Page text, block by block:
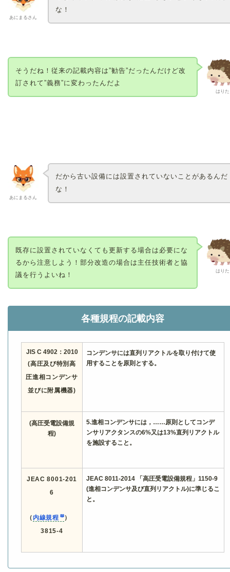
あにまるさん
な！
はりた
そうだね！従来の記載内容は”勧告”だったんだけど改
訂されて”義務”に変わったんだよ
あにまるさん
だから古い設備には設置されていないことがあるんだ
な！
はりた
既存に設置されていなくても更新する場合は必要にな
るから注意しよう！部分改造の場合は主任技術者と協
議を行うよいね！
各種規程の記載内容
JIS C 4902：2010
(高圧及び特別高
圧進相コンデンサ
並びに附属機器)
コンデンサには直列リアクトルを取り付けて使
用することを原則とする。
(高圧受電設備規
程)
5.進相コンデンサには，……原則としてコンデ
ンサリアクタンスの6%又は13%直列リアクトル
を施設すること。
JEAC 8001-201
6
（ 内線規程
）
3815-4
JEAC 8011-2014 「高圧受電設備規程」1150-9
(進相コンデンサ及び直列リアクトル)に準じるこ
と。